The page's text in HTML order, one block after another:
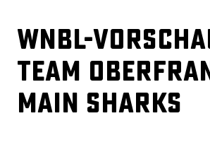
WNBL-
Team
Main Sharks